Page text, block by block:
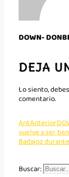
DOWN-
DEJA
Lo siento,
comentario.
AntAnterior
vuelve a ser
Badajoz
Buscar: